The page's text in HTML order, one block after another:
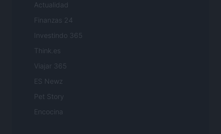
Actualidad
Finanzas 24
Investindo 365
Think.es
Viajar 365
ES Newz
Pet Story
Encocina